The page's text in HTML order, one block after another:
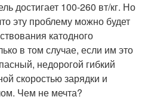
достигает 100-260 вт/кг. Но
эту проблему можно будет
катодного
в том случае, если им это
недорогой гибкий
скоростью зарядки и
Чем не мечта?